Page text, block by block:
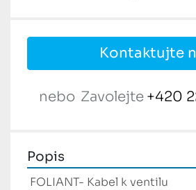
Kontaktujte
nebo Zavolejte +420
Popis
FOLIANT- Kabel k ventilu